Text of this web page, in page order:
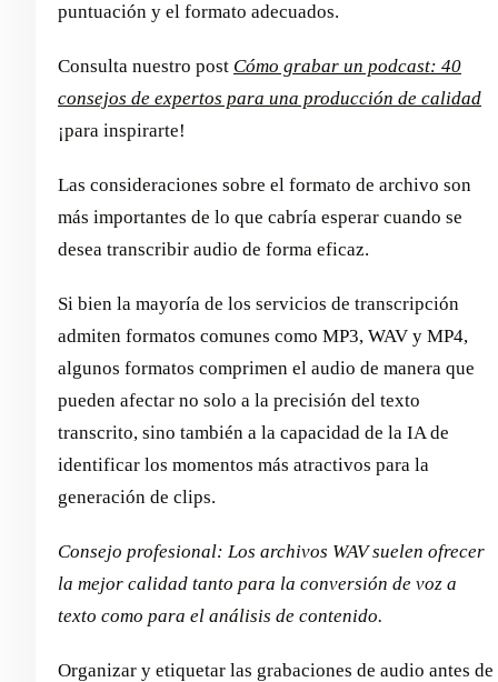
puntuación y el formato adecuados.
Consulta nuestro post Cómo grabar un podcast: 40
consejos de expertos para una producción de calidad
¡para inspirarte!
Las consideraciones sobre el formato de archivo son
más importantes de lo que cabría esperar cuando se
desea transcribir audio de forma eficaz.
Si bien la mayoría de los servicios de transcripción
admiten formatos comunes como MP3, WAV y MP4,
algunos formatos comprimen el audio de manera que
pueden afectar no solo a la precisión del texto
transcrito, sino también a la capacidad de la IA de
identificar los momentos más atractivos para la
generación de clips.
Consejo profesional: Los archivos WAV suelen ofrecer
la mejor calidad tanto para la conversión de voz a
texto como para el análisis de contenido.
Organizar y etiquetar las grabaciones de audio antes de